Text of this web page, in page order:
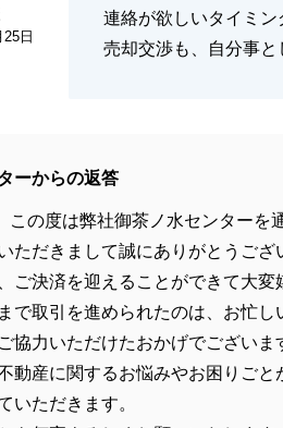
日
連絡が欲しいタイミン
売却交渉も、自分事と
ーからの返答
この度は弊社御茶ノ水センターを
ただきまして誠にありがとうござ
ご決済を迎えることができて大変
で取引を進められたのは、お忙
協力いただけたおかげでございま
動産に関するお悩みやお困りごと
いただきます。